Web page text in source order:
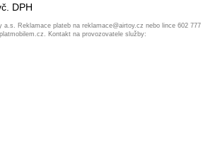
DPH
a.s. Reklamace plateb na reklamace@airtoy.cz nebo lince 602 777
Kontakt na provozovatele služby: